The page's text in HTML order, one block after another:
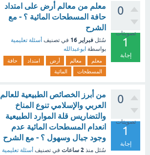
0
تصويتات
1
إجابة
معلم من معالم أرض على امتداد
حافة المسطحات المائية ؟ - مع
الشرح
سُئل فبراير 16 في تصنيف أسئلة تعليمية
بواسطة ابوعبدالله
معلم معالم أرض امتداد
حافة
المسطحات
المائية
0
تصويتات
1
إجابة
من أبرز الخصائص الطبيعية للعالم
العربي والإسلامي تنوع المناخ
والتضاريس قلة الموارد الطبيعية
انعدام المسطحات المائية عدم
وجود جبال وسهول ؟ - مع الشرح
سُئل منذ 2 ساعات في تصنيف أسئلة تعليمية